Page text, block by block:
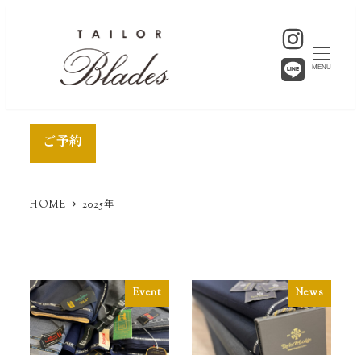
MENU
ご予約
HOME 2025年
Event News